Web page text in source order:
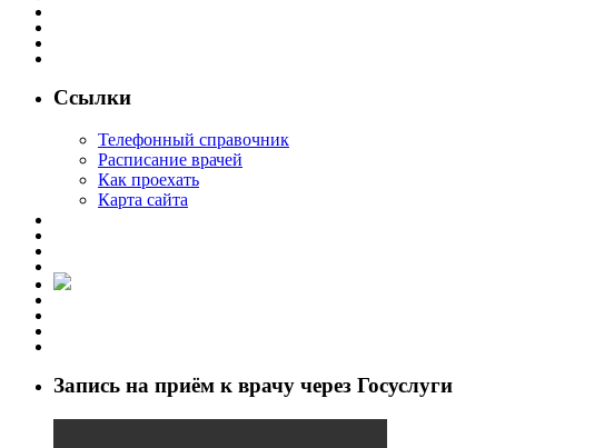
Ссылки
Телефонный справочник
Расписание врачей
Как проехать
Карта сайта
Запись на приём к врачу через Госуслуги